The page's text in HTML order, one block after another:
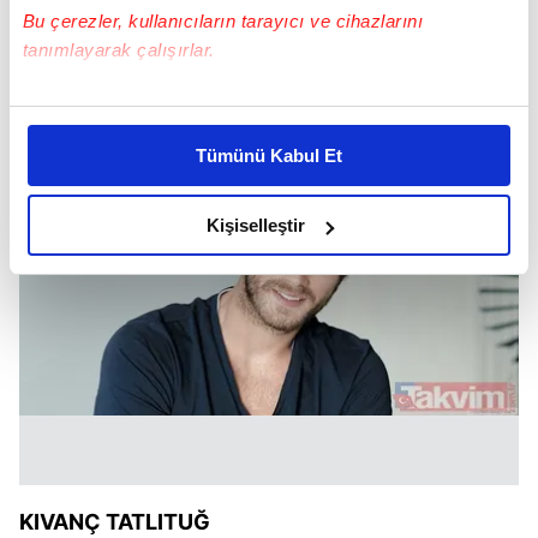
Bu çerezler, kullanıcıların tarayıcı ve cihazlarını
tanımlayarak çalışırlar.
Bu çerezlere izin vermeniz halinde sizlere özel
daha iyi reklam deneyimi yaşatabiliriz. Bunu yaparken
amacımızın size daha iyi bir reklam deneyimi sunmak
olduğunu ve sizlere en iyi içerikleri sunabilmek adına
elimizden gelen çabayı gösterdiğimizi ve bu noktada,
reklamların maliyetlerimizi karşılamak noktasında tek gelir
kalemimiz olduğunu sizlere hatırlatmak isteriz.
Her halükârda, kullanıcılar, bu çerezlere izin vermedikleri
takdirde, kullanıcılara hedefli reklamlar
Sizlere daha iyi bir hizmet sunabilmek için İnternet
Sitemizde kendimize ve üçüncü kişilere ait çerezler
Tümünü Kabul Et
Kişiselleştir
KIVANÇ TATLITUĞ